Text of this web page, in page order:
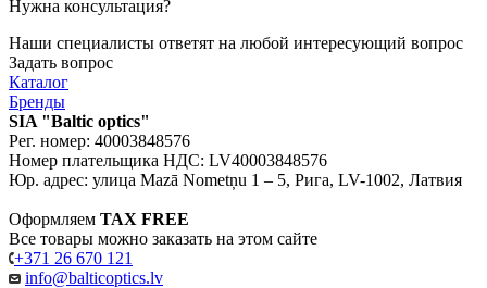
Нужна консультация?
Наши специалисты ответят на любой интересующий вопрос
Задать вопрос
Каталог
Бренды
SIA "Baltic optics"
Рег. номер: 40003848576
Номер плательщика НДС: LV40003848576
Юр. адрес: улица Mazā Nometņu 1 – 5, Рига, LV-1002, Латвия
Оформляем TAX FREE
Все товары можно заказать на этом сайте
+371 26 670 121
info@balticoptics.lv